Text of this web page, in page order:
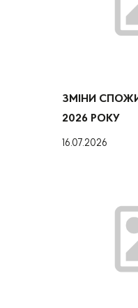
ЗМІНИ
2026 РОКУ
16.07.2026